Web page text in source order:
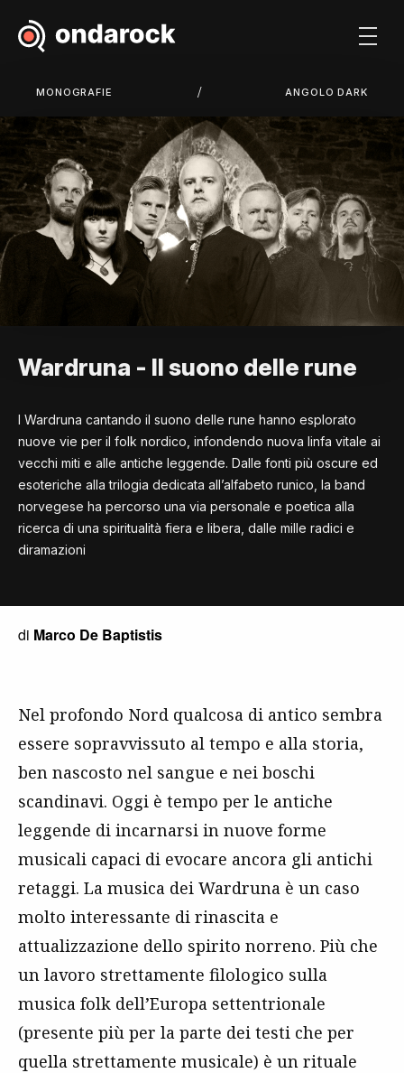
MONOGRAFIE / ANGOLO DARK
Wardruna - Il suono delle rune
I Wardruna cantando il suono delle rune hanno esplorato
nuove vie per il folk nordico, infondendo nuova linfa vitale ai
vecchi miti e alle antiche leggende. Dalle fonti più oscure ed
esoteriche alla trilogia dedicata all’alfabeto runico, la band
norvegese ha percorso una via personale e poetica alla
ricerca di una spiritualità fiera e libera, dalle mille radici e
diramazioni
di Marco De Baptistis
Nel profondo Nord qualcosa di antico sembra
essere sopravvissuto al tempo e alla storia,
ben nascosto nel sangue e nei boschi
scandinavi. Oggi è tempo per le antiche
leggende di incarnarsi in nuove forme
musicali capaci di evocare ancora gli antichi
retaggi. La musica dei Wardruna è un caso
molto interessante di rinascita e
attualizzazione dello spirito norreno. Più che
un lavoro strettamente filologico sulla
musica folk dell’Europa settentrionale
(presente più per la parte dei testi che per
quella strettamente musicale) è un rituale